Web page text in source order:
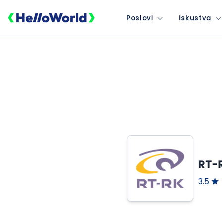
Poslovi Iskustva
RT-
3.5